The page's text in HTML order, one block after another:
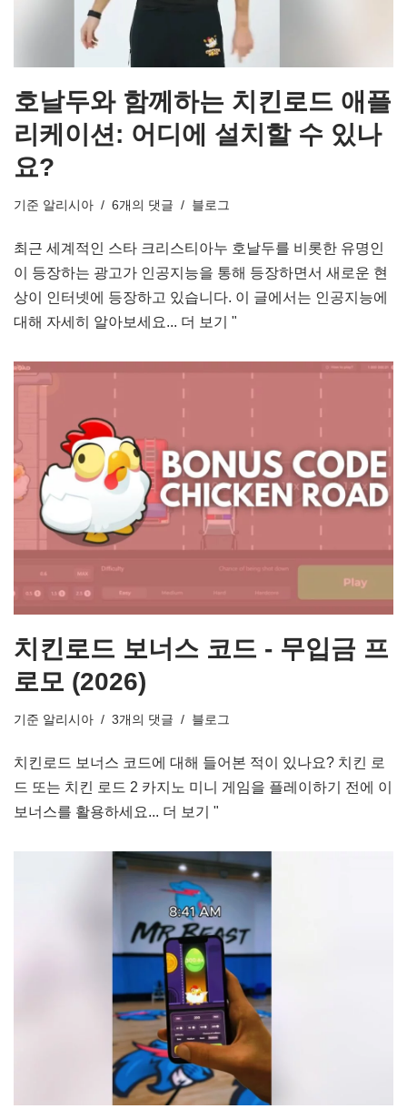
호날두와 함께하는 치킨로드 애플
리케이션: 어디에 설치할 수 있나
요?
기준 알리시아 6개의 댓글 블로그
최근 세계적인 스타 크리스티아누 호날두를 비롯한 유명인
이 등장하는 광고가 인공지능을 통해 등장하면서 새로운 현
상이 인터넷에 등장하고 있습니다. 이 글에서는 인공지능에
대해 자세히 알아보세요... 더 보기 "
치킨로드 보너스 코드 - 무입금 프
로모 (2026)
기준 알리시아 3개의 댓글 블로그
치킨로드 보너스 코드에 대해 들어본 적이 있나요? 치킨 로
드 또는 치킨 로드 2 카지노 미니 게임을 플레이하기 전에 이
보너스를 활용하세요... 더 보기 "